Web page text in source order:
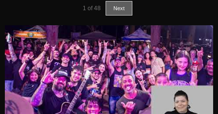
1 of 48 Next